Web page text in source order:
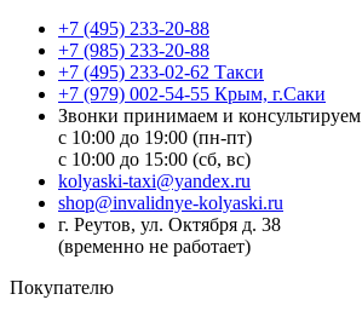
+7 (495) 233-20-88
+7 (985) 233-20-88
+7 (495) 233-02-62 Такси
+7 (979) 002-54-55 Крым, г.Саки
Звонки принимаем и консультируем
с 10:00 до 19:00 (пн-пт)
с 10:00 до 15:00 (сб, вс)
kolyaski-taxi@yandex.ru
shop@invalidnye-kolyaski.ru
г. Реутов, ул. Октября д. 38
(временно не работает)
Покупателю